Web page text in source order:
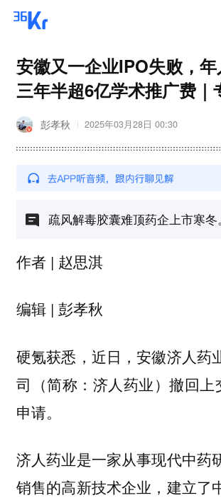
安徽又一企业IPO失败，年
三年半超6亿学术推广费｜
彭孝秋 2025年03月28日 00:30
疏风解毒胶囊难顶药企上市寒冬。
作者 | 赵思淇
编辑 | 彭孝秋
硬氪获悉，近日，安徽济人药
司（简称：济人药业）撤回上
申请。
济人药业是一家从事现代中药
销售的高新技术企业，建立了